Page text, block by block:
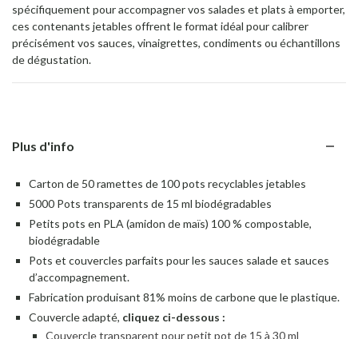
spécifiquement pour accompagner vos salades et plats à emporter,
ces contenants jetables offrent le format idéal pour calibrer
précisément vos sauces, vinaigrettes, condiments ou échantillons
de dégustation.
Plus d'info
Carton de 50 ramettes de 100 pots recyclables jetables
5000 Pots transparents de 15 ml biodégradables
Petits pots en PLA (amidon de maïs) 100 % compostable,
biodégradable
Pots et couvercles parfaits pour les sauces salade et sauces
d’accompagnement.
Fabrication produisant 81% moins de carbone que le plastique.
Couvercle adapté, cliquez ci-dessous :
Couvercle transparent pour petit pot de 15 à 30 ml